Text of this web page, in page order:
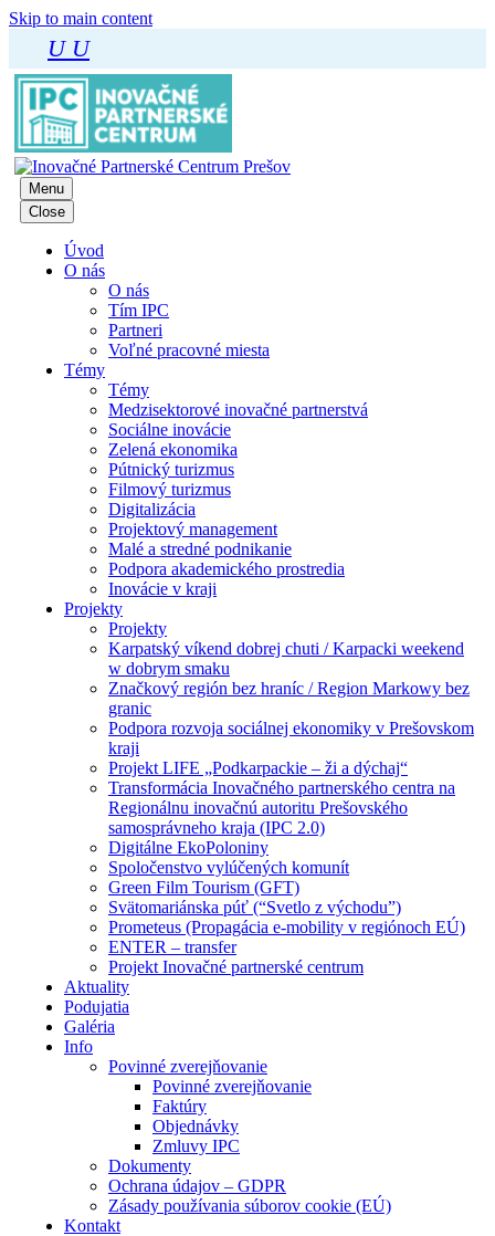
Skip to main content
U U
Menu
Close
Úvod
O nás
O nás
Tím IPC
Partneri
Voľné pracovné miesta
Témy
Témy
Medzisektorové inovačné partnerstvá
Sociálne inovácie
Zelená ekonomika
Pútnický turizmus
Filmový turizmus
Digitalizácia
Projektový management
Malé a stredné podnikanie
Podpora akademického prostredia
Inovácie v kraji
Projekty
Projekty
Karpatský víkend dobrej chuti / Karpacki weekend
w dobrym smaku
Značkový región bez hraníc / Region Markowy bez
granic
Podpora rozvoja sociálnej ekonomiky v Prešovskom
kraji
Projekt LIFE „Podkarpackie – ži a dýchaj“
Transformácia Inovačného partnerského centra na
Regionálnu inovačnú autoritu Prešovského
samosprávneho kraja (IPC 2.0)
Digitálne EkoPoloniny
Spoločenstvo vylúčených komunít
Green Film Tourism (GFT)
Svätomariánska púť (“Svetlo z východu”)
Prometeus (Propagácia e-mobility v regiónoch EÚ)
ENTER – transfer
Projekt Inovačné partnerské centrum
Aktuality
Podujatia
Galéria
Info
Povinné zverejňovanie
Povinné zverejňovanie
Faktúry
Objednávky
Zmluvy IPC
Dokumenty
Ochrana údajov – GDPR
Zásady používania súborov cookie (EÚ)
Kontakt